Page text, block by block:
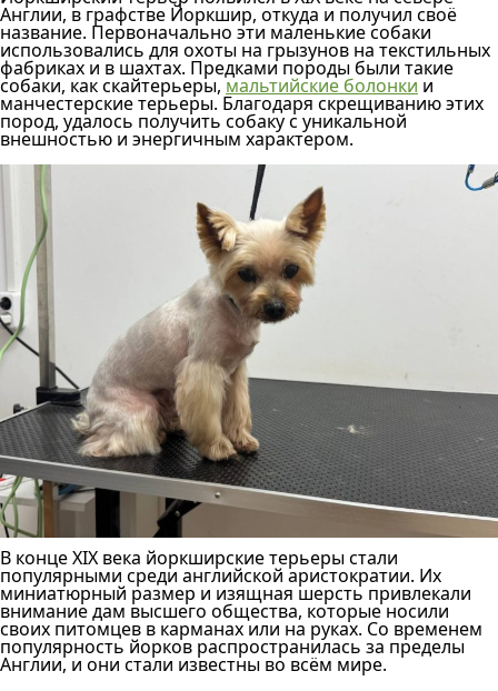
Англии, в графстве Йоркшир, откуда и получил своё
название. Первоначально эти маленькие собаки
использовались для охоты на грызунов на текстильных
фабриках и в шахтах. Предками породы были такие
собаки, как скайтерьеры,мальтийские болонки и
манчестерские терьеры. Благодаря скрещиванию этих
пород, удалось получить собаку с уникальной
внешностью и энергичным характером.
В конце XIX века йоркширские терьеры стали
популярными среди английской аристократии. Их
миниатюрный размер и изящная шерсть привлекали
внимание дам высшего общества, которые носили
своих питомцев в карманах или на руках. Со временем
популярность йорков распространилась за пределы
Англии, и они стали известны во всём мире.